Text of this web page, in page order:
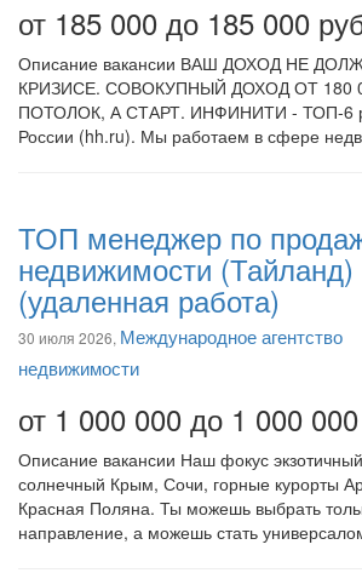
от 185 000 до 185 000
Описание вакансии ВАШ ДОХОД НЕ
КРИЗИСЕ. СОВОКУПНЫЙ ДОХОД ОТ 180
ПОТОЛОК, А СТАРТ. ИНФИНИТИ - ТОП-6
России (hh.ru). Мы работаем в сфере
ТОП менеджер по
недвижимости (Тайланд)
(удаленная работа)
30 июля 2026, Международное агентство
недвижимости
от 1 000 000 до 1 000
Описание вакансии Наш фокус
солнечный Крым, Сочи, горные курорты
Красная Поляна. Ты можешь выбрать
направление, а можешь стать